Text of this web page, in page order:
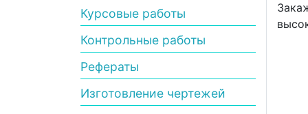
Курсовые работы
Контрольные работы
Рефераты
Изготовление чертежей